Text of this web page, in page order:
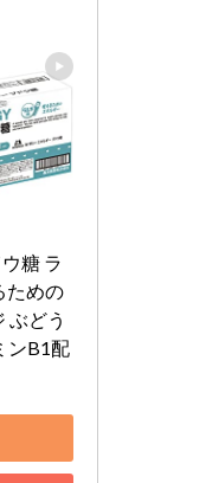
糖 ラ
ための
ぶどう
ンB1配